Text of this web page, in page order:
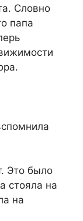
Словно
папа
Это было
стояла на
на